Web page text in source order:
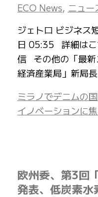
ECO News, ニュー
ジェトロ ビジネ
日 05:35 詳細は
信 その他の「最新
経済産業局」新局
ミラノでデニムの
イノベーションに
欧州委、第3回
発表、低炭素